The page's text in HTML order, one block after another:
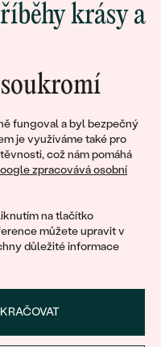
soukromí
fungoval a byl bezpečný
je využíváme také pro
což nám pomáhá
zpracovává osobní
na tlačítko
můžete upravit v
důležité informace
krásy a